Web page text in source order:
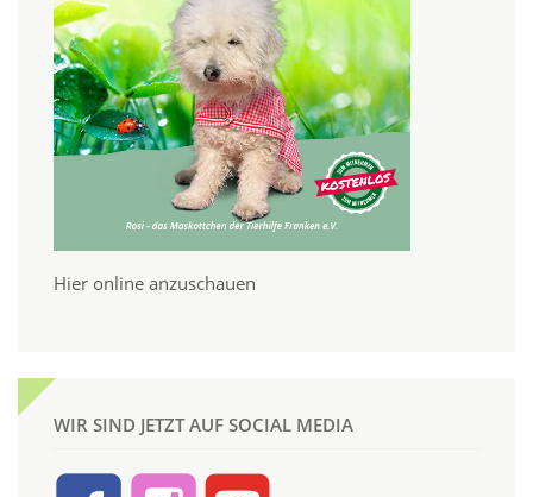
Hier online anzuschauen
WIR SIND JETZT AUF SOCIAL MEDIA